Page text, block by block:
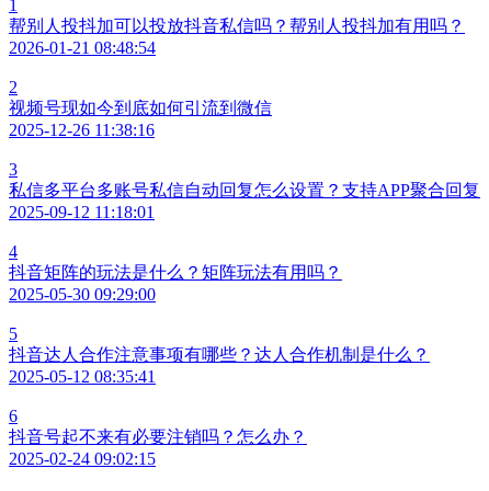
1
帮别人投抖加可以投放抖音私信吗？帮别人投抖加有用吗？
2026-01-21 08:48:54
2
视频号现如今到底如何引流到微信
2025-12-26 11:38:16
3
私信多平台多账号私信自动回复怎么设置？支持APP聚合回复
2025-09-12 11:18:01
4
抖音矩阵的玩法是什么？矩阵玩法有用吗？
2025-05-30 09:29:00
5
抖音达人合作注意事项有哪些？达人合作机制是什么？
2025-05-12 08:35:41
6
抖音号起不来有必要注销吗？怎么办？
2025-02-24 09:02:15